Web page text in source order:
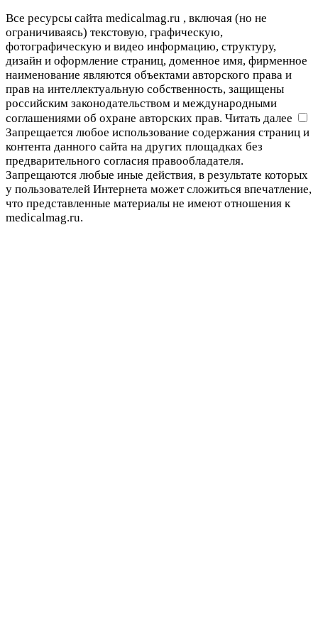
Все ресурсы сайта medicalmag.ru , включая (но не
ограничиваясь) текстовую, графическую,
фотографическую и видео информацию, структуру,
дизайн и оформление страниц, доменное имя, фирменное
наименование являются объектами авторского права и
прав на интеллектуальную собственность, защищены
российским законодательством и международными
соглашениями об охране авторских прав. Читать далее
Запрещается любое использование содержания страниц и
контента данного сайта на других площадках без
предварительного согласия правообладателя.
Запрещаются любые иные действия, в результате которых
у пользователей Интернета может сложиться впечатление,
что представленные материалы не имеют отношения к
medicalmag.ru.